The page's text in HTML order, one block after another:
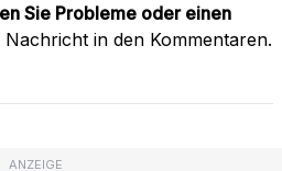
Sie Probleme oder einen
Nachricht in den Kommentaren.
ANZEIGE